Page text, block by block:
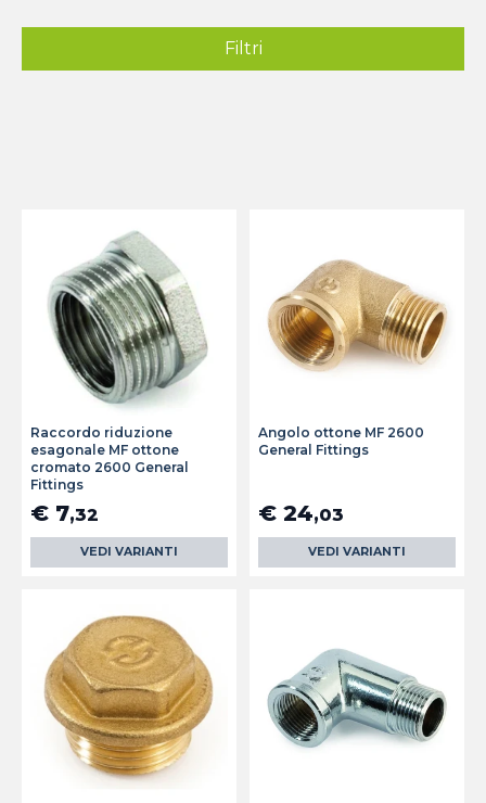
Filtri
Raccordo riduzione
esagonale MF ottone
cromato 2600 General
Fittings
€ 7,32
VEDI VARIANTI
Angolo ottone MF 2600
General Fittings
€ 24,03
VEDI VARIANTI